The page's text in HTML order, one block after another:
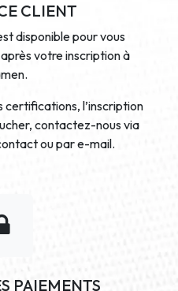
CLIENT
disponible pour vous
votre inscription à
certifications, l’inscription
contactez-nous via
ou par e-mail.
PAIEMENTS